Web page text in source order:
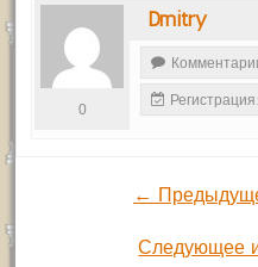
Dmitry
0
←
Следующее